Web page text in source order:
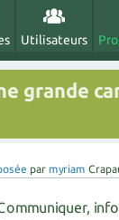
Utilisateurs
grande
par myriam